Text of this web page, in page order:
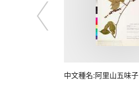
中文種名:阿里山五味子